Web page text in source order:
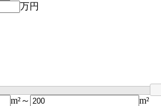
万円
m²～ m²